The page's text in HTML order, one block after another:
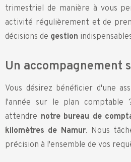
trimestriel de manière à vous
activité régulièrement et de
décisions de gestion
Un accompagnement
Vous désirez bénéficier d'une
l'année sur le plan comptable
attendre notre bureau de
kilomètres de Namur. Nous
précision à l'ensemble de vos